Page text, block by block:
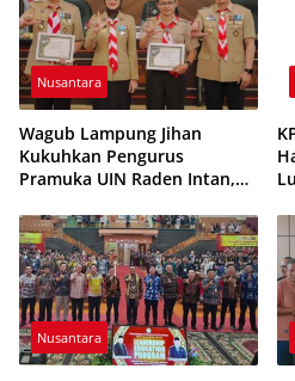
Nusantara
Wagub Lampung Jihan
Kukuhkan Pengurus
Pramuka UIN Raden Intan,
Karakter Generasi Muda
Nusantara